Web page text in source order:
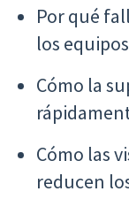
Por qué
los
Cómo la
Cómo las
reducen